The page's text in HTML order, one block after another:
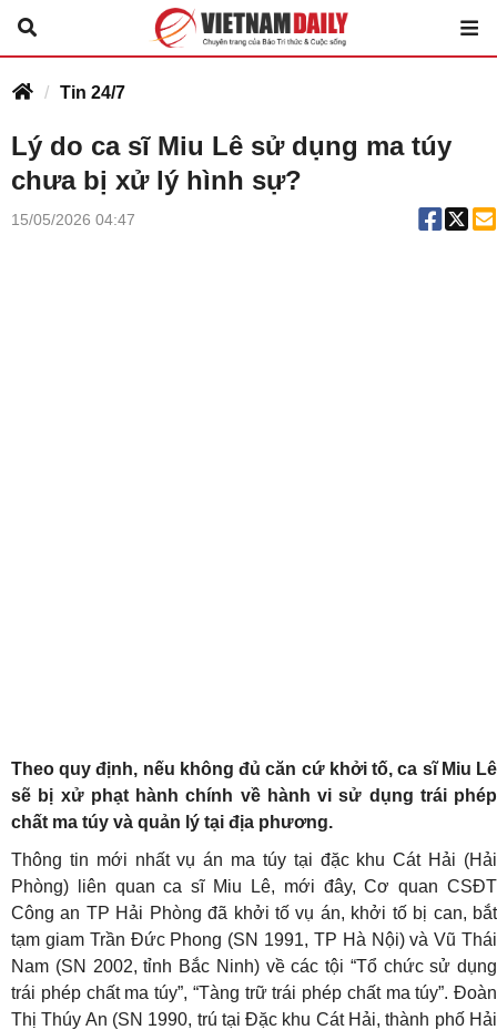
Tin 24/7
Lý do ca sĩ Miu Lê sử dụng ma túy
chưa bị xử lý hình sự?
15/05/2026 04:47
Theo quy định, nếu không đủ căn cứ khởi tố, ca sĩ Miu Lê
sẽ bị xử phạt hành chính về hành vi sử dụng trái phép
chất ma túy và quản lý tại địa phương.
Thông tin mới nhất vụ án ma túy tại đặc khu Cát Hải (Hải
Phòng) liên quan ca sĩ Miu Lê, mới đây, Cơ quan CSĐT
Công an TP Hải Phòng đã khởi tố vụ án, khởi tố bị can, bắt
tạm giam Trần Đức Phong (SN 1991, TP Hà Nội) và Vũ Thái
Nam (SN 2002, tỉnh Bắc Ninh) về các tội “Tổ chức sử dụng
trái phép chất ma túy”, “Tàng trữ trái phép chất ma túy”. Đoàn
Thị Thúy An (SN 1990, trú tại Đặc khu Cát Hải, thành phố Hải